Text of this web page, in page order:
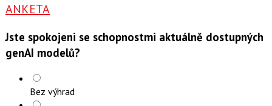
ANKETA
Jste spokojeni se schopnostmi aktuálně dostupných
genAI modelů?
Bez výhrad